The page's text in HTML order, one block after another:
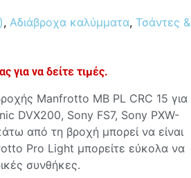
, Αδιάβροχα καλύμματα, Τσάντες &
για να δείτε τιμές.
Manfrotto MB PL CRC 15 για
DVX200, Sony FS7, Sony PXW-
από τη βροχή μπορεί να είναι
Pro Light μπορείτε εύκολα να
συνθήκες.